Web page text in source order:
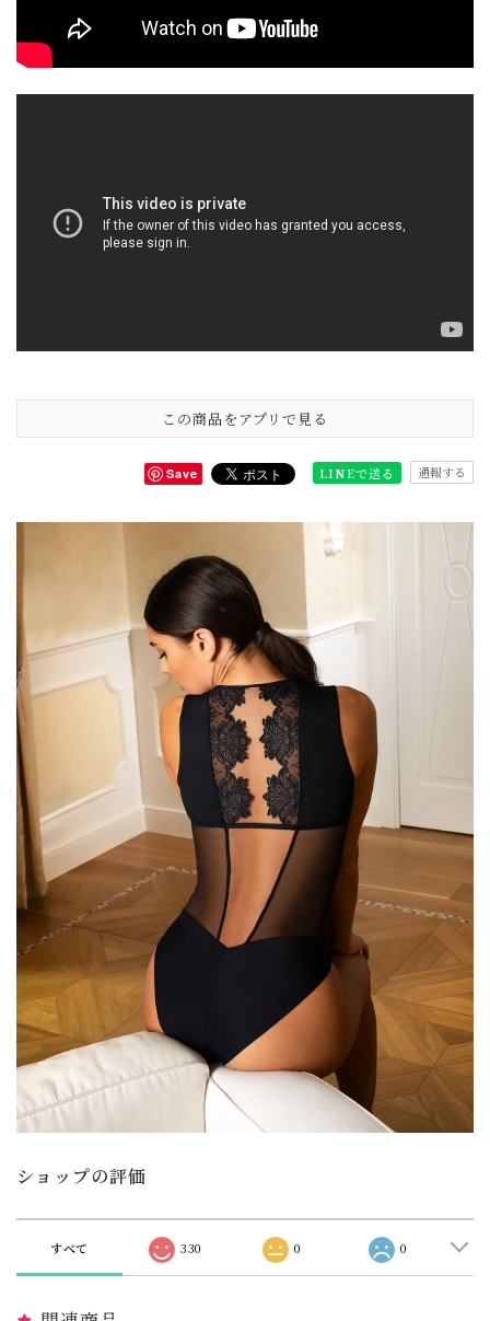
この商品をアプリで見る
Save LINEで送る 通報する
ショップの評価
すべて 330 0 0